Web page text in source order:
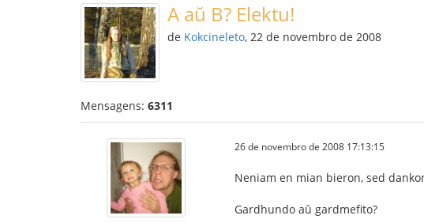
A aŭ B? Elektu!
de Kokcineleto, 22 de novembro de 2008
Mensagens: 6311
26 de novembro de 2008 17:13:15
Neniam en mian bieron, sed
Gardhundo aŭ gardmefito?